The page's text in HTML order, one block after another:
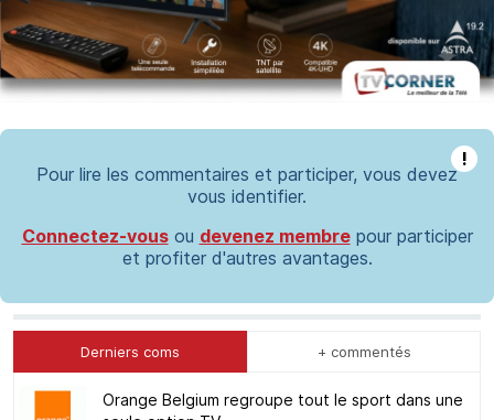
!
Pour lire les commentaires et participer, vous devez
vous identifier.
Connectez-vousou devenez membrepour participer
et profiter d'autres avantages.
Derniers coms + commentés
Orange Belgium regroupe tout le sport dans une